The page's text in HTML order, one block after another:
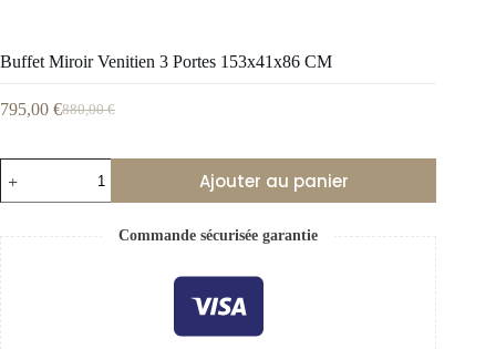
Buffet Miroir Venitien 3 Portes 153x41x86 CM
880,00€
795,00 €
Ajouter au panier
Commande sécurisée garantie